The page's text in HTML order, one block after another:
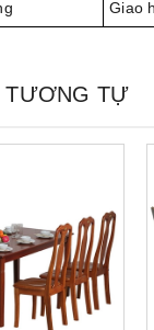
Giao
TƯƠNG TỰ